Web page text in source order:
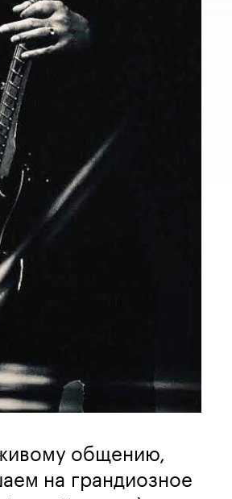
общению,
на грандиозное